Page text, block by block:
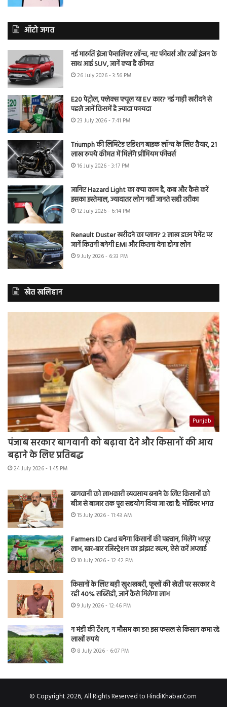
ऑटो जगत
नई मारुति ब्रेजा फेसलिफ्ट लॉन्च, नए फीचर्स और टर्बो इंजन के
साथ आई SUV, जानें क्या है कीमत
26 July 2026 - 3:56 PM
E20 पेट्रोल, फ्लेक्स फ्यूल या EV कार? नई गाड़ी खरीदने से
पहले जानें किसमें है ज्यादा फायदा
23 July 2026 - 7:41 PM
Triumph की लिमिटेड एडिशन बाइक लॉन्च के लिए तैयार, 21
लाख रुपये कीमत में मिलेंगे प्रीमियम फीचर्स
16 July 2026 - 3:17 PM
जानिए Hazard Light का क्या काम है, कब और कैसे करें
इसका इस्तेमाल, ज्यादातर लोग नहीं जानते सही तरीका
12 July 2026 - 6:14 PM
Renault Duster खरीदने का प्लान? 2 लाख डाउन पेमेंट पर
जानें कितनी बनेगी EMI और कितना देना होगा लोन
9 July 2026 - 6:33 PM
खेत खलिहान
Punjab
पंजाब सरकार बागवानी को बढ़ावा देने और किसानों की आय
बढ़ाने के लिए प्रतिबद्ध
24 July 2026 - 1:45 PM
बागवानी को लाभकारी व्यवसाय बनाने के लिए किसानों को
बीज से बाजार तक पूरा सहयोग दिया जा रहा है: मोहिंदर भगत
15 July 2026 - 11:43 AM
Farmers ID Card बनेगा किसानों की पहचान, मिलेंगे भरपूर
लाभ, बार-बार रजिस्ट्रेशन का झंझट खत्म, ऐसे करें अप्लाई
10 July 2026 - 12:42 PM
किसानों के लिए बड़ी खुशखबरी, फूलों की खेती पर सरकार दे
रही 40% सब्सिडी, जानें कैसे मिलेगा लाभ
9 July 2026 - 12:46 PM
न मंडी की टेंशन, न मौसम का डर! इस फसल से किसान कमा रहे
लाखों रुपये
8 July 2026 - 6:07 PM
© Copyright 2026, All Rights Reserved to HindiKhabar.Com